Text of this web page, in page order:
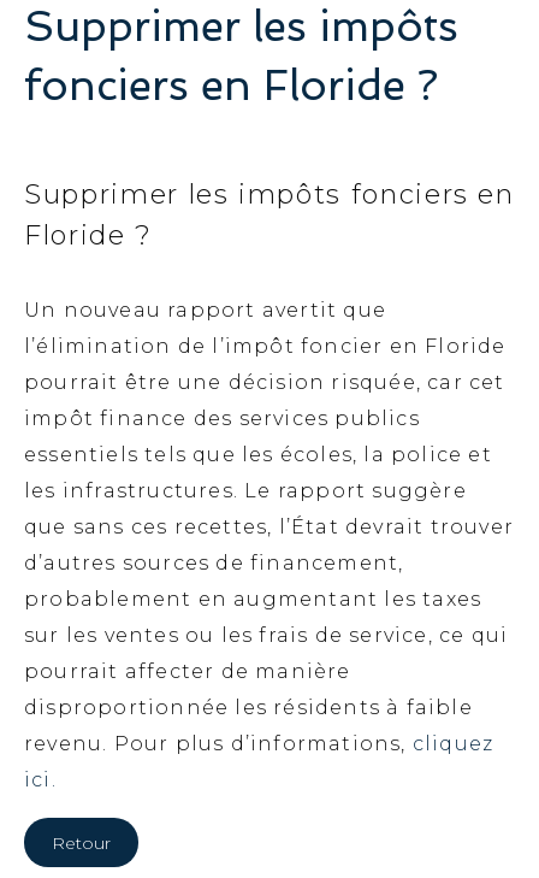
Supprimer les impôts
fonciers en Floride ?
Supprimer les impôts fonciers en
Floride ?
Un nouveau rapport avertit que
l’élimination de l’impôt foncier en Floride
pourrait être une décision risquée, car cet
impôt finance des services publics
essentiels tels que les écoles, la police et
les infrastructures. Le rapport suggère
que sans ces recettes, l’État devrait trouver
d’autres sources de financement,
probablement en augmentant les taxes
sur les ventes ou les frais de service, ce qui
pourrait affecter de manière
disproportionnée les résidents à faible
revenu. Pour plus d’informations, cliquez
ici.
Retour